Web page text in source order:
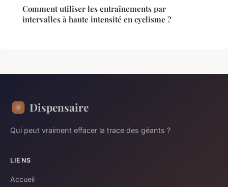
Comment utiliser les entraînements par
intervalles à haute intensité en cyclisme ?
Dispensaire
Qui peut vraiment effacer la trace des géants ?
LIENS
Accueil